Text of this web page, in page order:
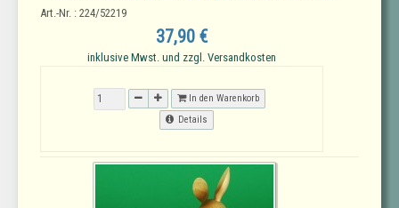
Art.-Nr. : 224/52219
37,90 €
inklusive Mwst. und zzgl. Versandkosten
In den Warenkorb
Details